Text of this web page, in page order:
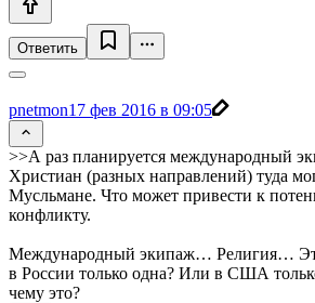
Ответить
pnetmon17 фев 2016 в 09:05
>>А раз планируется международный
Христиан (разных направлений) туда
Мусльмане. Что может привести к
конфликту.
Международный экипаж… Религия…
в России только одна? Или в США
чему это?